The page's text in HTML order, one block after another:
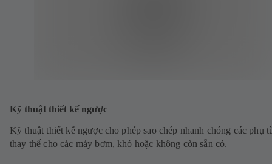
Kỹ thuật thiết kế ngược
Kỹ thuật thiết kế ngược cho phép sao chép nhanh chóng các phụ
thay thế cho các máy bơm, khó hoặc không còn sẵn có.